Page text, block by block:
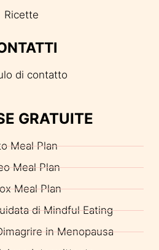
Ricette
di contatto
GRATUITE
Meal Plan
Meal Plan
Meal Plan
di Mindful Eating
in Menopausa